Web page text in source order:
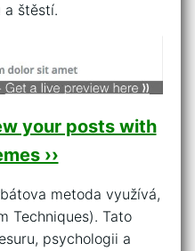
a štěstí.
your posts with
››
metoda využívá,
Techniques). Tato
​psychologii a